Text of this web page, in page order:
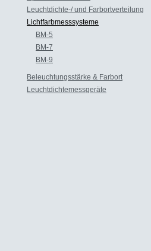
Leuchtdichte-/ und Farbortverteilung
Lichtfarbmesssysteme
BM-5
BM-7
BM-9
Beleuchtungsstärke & Farbort
Leuchtdichtemessgeräte